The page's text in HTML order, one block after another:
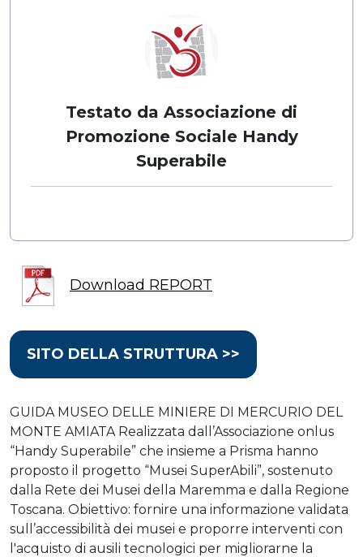
Testato da Associazione di
Promozione Sociale Handy
Superabile
Download REPORT
SITO DELLA STRUTTURA >>
GUIDA MUSEO DELLE MINIERE DI MERCURIO DEL
MONTE AMIATA Realizzata dall’Associazione onlus
“Handy Superabile” che insieme a Prisma hanno
proposto il progetto “Musei SuperAbili”, sostenuto
dalla Rete dei Musei della Maremma e dalla Regione
Toscana. Obiettivo: fornire una informazione validata
sull’accessibilità dei musei e proporre interventi con
l'acquisto di ausili tecnologici per migliorarne la